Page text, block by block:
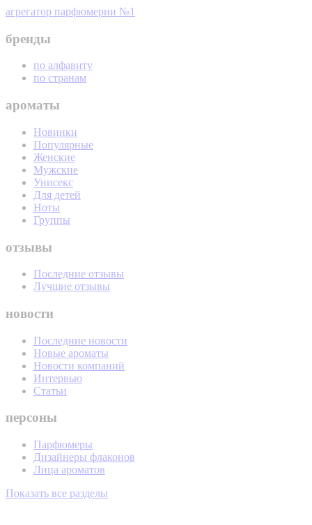
агрегатор парфюмерии №1
бренды
по алфавиту
по странам
ароматы
Новинки
Популярные
Женские
Мужские
Унисекс
Для детей
Ноты
Группы
отзывы
Последние отзывы
Лучшие отзывы
новости
Последние новости
Новые ароматы
Новости компаний
Интервью
Статьи
персоны
Парфюмеры
Дизайнеры флаконов
Лица ароматов
Показать все разделы